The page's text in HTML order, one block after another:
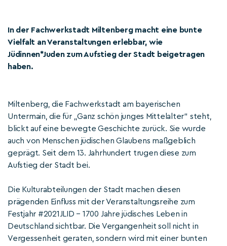
In der Fachwerkstadt Miltenberg macht eine bunte
Vielfalt an Veranstaltungen erlebbar, wie
Jüdinnen*Juden zum Aufstieg der Stadt beigetragen
haben.
Miltenberg, die Fachwerkstadt am bayerischen
Untermain, die für „Ganz schön junges Mittelalter“ steht,
blickt auf eine bewegte Geschichte zurück. Sie wurde
auch von Menschen jüdischen Glaubens maßgeblich
geprägt. Seit dem 13. Jahrhundert trugen diese zum
Aufstieg der Stadt bei.
Die Kulturabteilungen der Stadt machen diesen
prägenden Einfluss mit der Veranstaltungsreihe zum
Festjahr #2021JLID – 1700 Jahre jüdisches Leben in
Deutschland sichtbar. Die Vergangenheit soll nicht in
Vergessenheit geraten, sondern wird mit einer bunten